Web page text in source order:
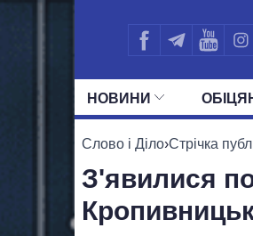
НОВИНИ
УСІ
Слово і Діло›Стрічка
З'явилися